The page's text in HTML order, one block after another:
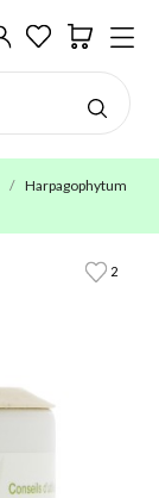
Harpagophytum
2